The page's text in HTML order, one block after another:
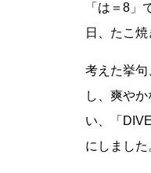
「は＝8」
日、たこ
考えた挙
し、爽や
い、「
にしました